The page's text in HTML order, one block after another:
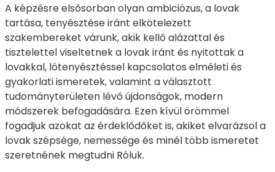
A képzésre elsősorban olyan ambiciózus, a lovak
tartása, tenyésztése iránt elkötelezett
szakembereket várunk, akik kellő alázattal és
tisztelettel viseltetnek a lovak iránt és nyitottak a
lovakkal, lótenyésztéssel kapcsolatos elméleti és
gyakorlati ismeretek, valamint a választott
tudományterületen lévő újdonságok, modern
módszerek befogadására. Ezen kívül örömmel
fogadjuk azokat az érdeklődőket is, akiket elvarázsol a
lovak szépsége, nemessége és minél több ismeretet
szeretnének megtudni Róluk.